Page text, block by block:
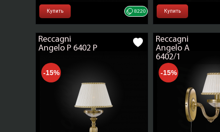
Купить 8220 Купить
-15%
Reccagni
Angelo P 6402 P
-15%
Reccagni
Angelo A
6402/1